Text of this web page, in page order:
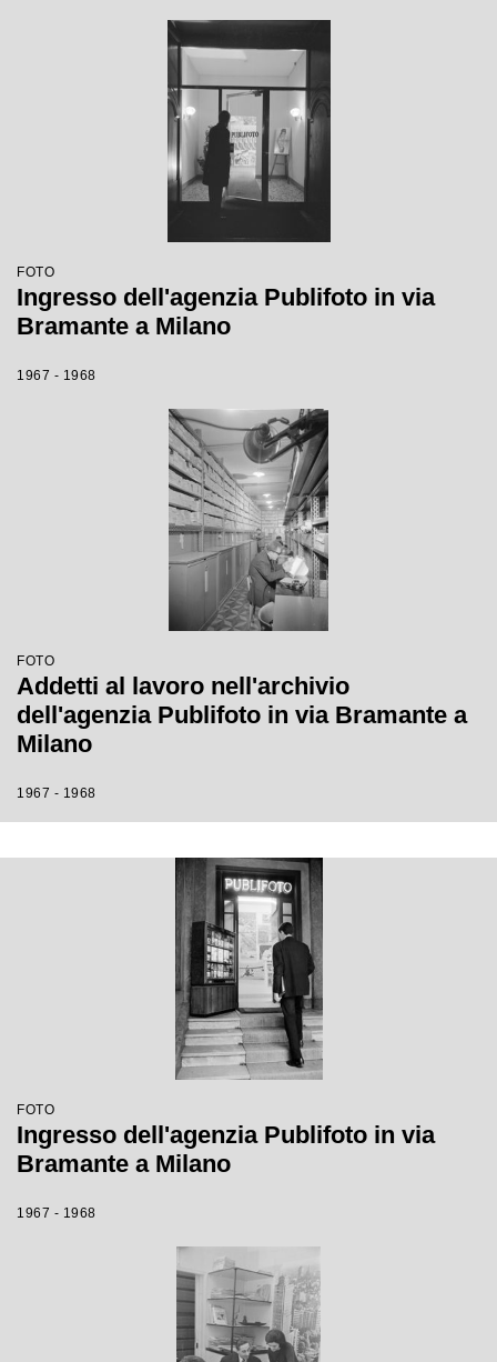
FOTO
Ingresso dell'agenzia Publifoto in via
Bramante a Milano
1967 - 1968
FOTO
Addetti al lavoro nell'archivio
dell'agenzia Publifoto in via Bramante a
Milano
1967 - 1968
FOTO
Ingresso dell'agenzia Publifoto in via
Bramante a Milano
1967 - 1968